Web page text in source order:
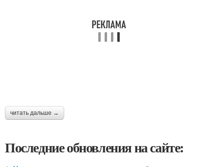
читать дальше →
Последние обновления на сайте: